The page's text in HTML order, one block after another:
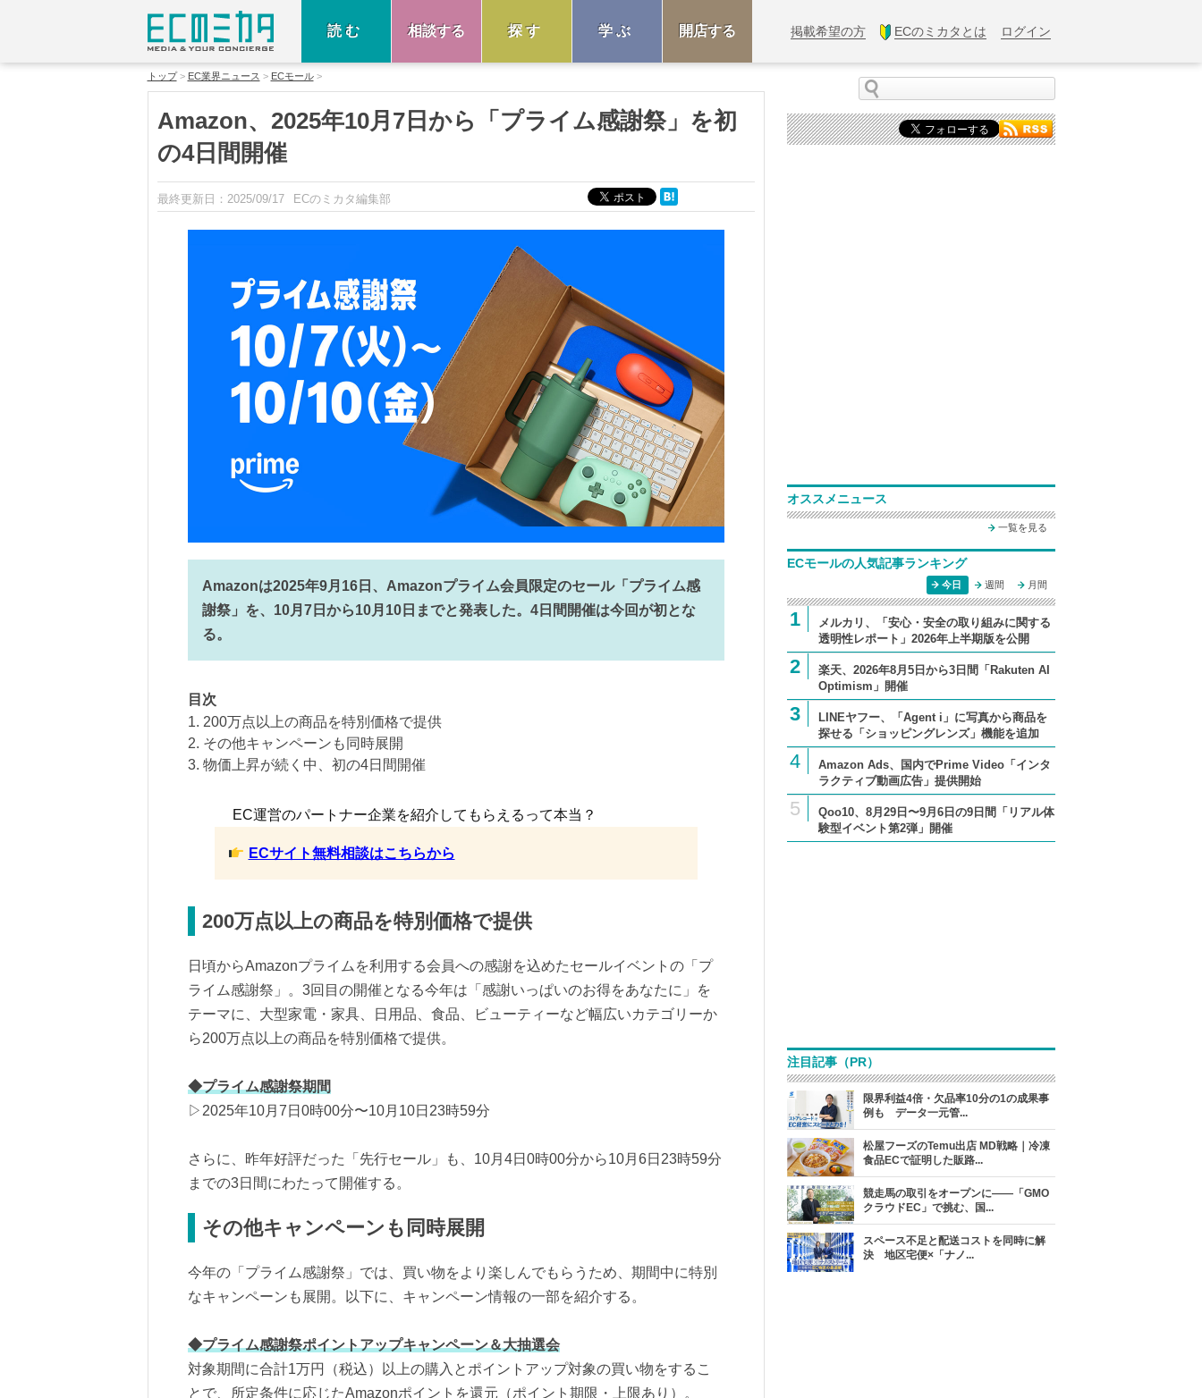
読む 相談する 探す 学ぶ 開店する 掲載希望の方 ECのミカタとは ログイン
トップ EC業界ニュース ECモール
Amazon、2025年10月7日から「プライム感謝祭」を初
の4日間開催
最終更新日： 2025/09/17 ECのミカタ編集部
Amazonは2025年9月16日、Amazonプライム会員限定のセール「プライム感
謝祭」を、10月7日から10月10日までと発表した。4日間開催は今回が初とな
る。
目次
1. 200万点以上の商品を特別価格で提供
2. その他キャンペーンも同時展開
3. 物価上昇が続く中、初の4日間開催
EC運営のパートナー企業を紹介してもらえるって本当？
ECサイト無料相談はこちらから
200万点以上の商品を特別価格で提供
日頃からAmazonプライムを利用する会員への感謝を込めたセールイベントの「プ
ライム感謝祭」。3回目の開催となる今年は「感謝いっぱいのお得をあなたに」を
テーマに、大型家電・家具、日用品、食品、ビューティーなど幅広いカテゴリーか
ら200万点以上の商品を特別価格で提供。
◆プライム感謝祭期間
▷2025年10月7日0時00分〜10月10日23時59分
さらに、昨年好評だった「先行セール」も、10月4日0時00分から10月6日23時59分
までの3日間にわたって開催する。
その他キャンペーンも同時展開
今年の「プライム感謝祭」では、買い物をより楽しんでもらうため、期間中に特別
なキャンペーンも展開。以下に、キャンペーン情報の一部を紹介する。
◆プライム感謝祭ポイントアップキャンペーン＆大抽選会
対象期間に合計1万円（税込）以上の購入とポイントアップ対象の買い物をするこ
とで、所定条件に応じたAmazonポイントを還元（ポイント期限・上限あり）。
オススメニュース
一覧を見る
ECモールの人気記事ランキング
今日 週間 月間
1
メルカリ、「安心・安全の取り組みに関する
透明性レポート」2026年上半期版を公開
2
楽天、2026年8月5日から3日間「Rakuten AI
Optimism」開催
3
LINEヤフー、「Agent i」に写真から商品を
探せる「ショッピングレンズ」機能を追加
4
Amazon Ads、国内でPrime Video「インタ
ラクティブ動画広告」提供開始
5
Qoo10、8月29日〜9月6日の9日間「リアル体
験型イベント第2弾」開催
注目記事（PR）
限界利益4倍・欠品率10分の1の成果事
例も データ一元管...
松屋フーズのTemu出店 MD戦略｜冷凍
食品ECで証明した販路...
競走馬の取引をオープンに――「GMO
クラウドEC」で挑む、国...
スペース不足と配送コストを同時に解
決 地区宅便×「ナノ...